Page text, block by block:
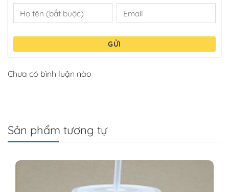
GỬI
Chưa có bình luận nào
Sản phẩm tương tự